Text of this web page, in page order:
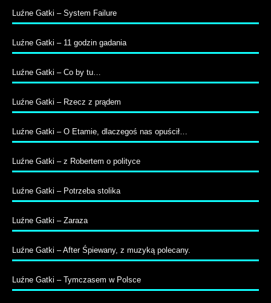
Luźne Gatki – System Failure
Luźne Gatki – 11 godzin gadania
Luźne Gatki – Co by tu…
Luźne Gatki – Rzecz z prądem
Luźne Gatki – O Etamie, dlaczegoś nas opuścił…
Luźne Gatki – z Robertem o polityce
Luźne Gatki – Potrzeba stolika
Luźne Gatki – Zaraza
Luźne Gatki – After Śpiewany, z muzyką polecany.
Luźne Gatki – Tymczasem w Polsce